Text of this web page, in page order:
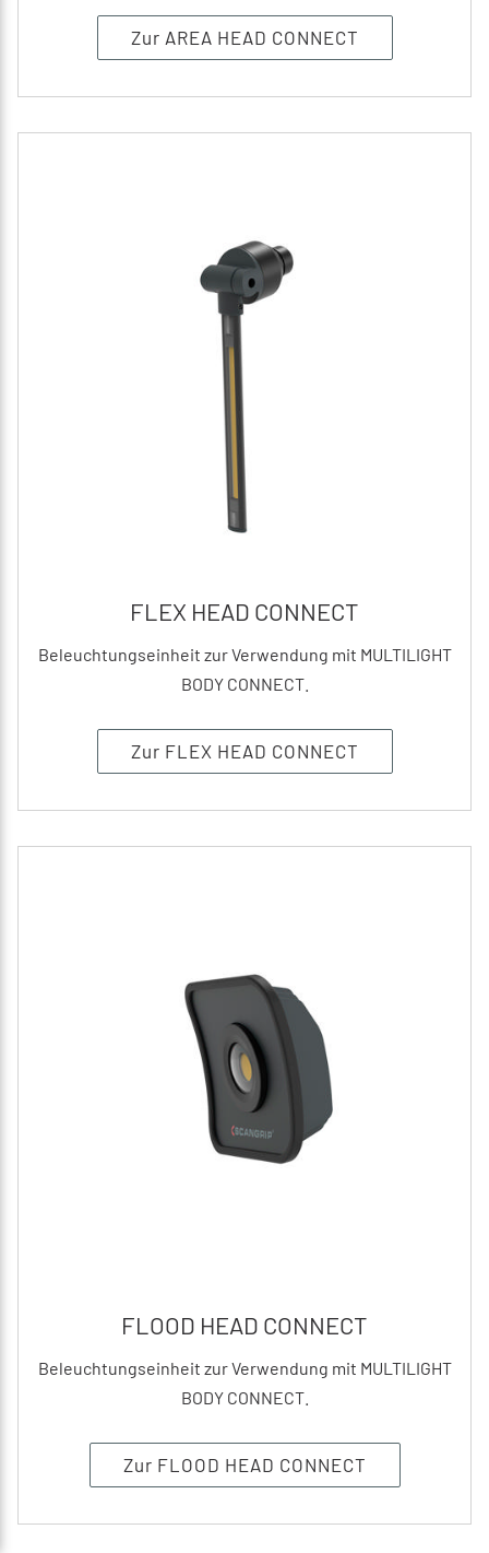
Zur AREA HEAD CONNECT
FLEX HEAD CONNECT
Beleuchtungseinheit zur Verwendung mit MULTILIGHT
BODY CONNECT.
Zur FLEX HEAD CONNECT
FLOOD HEAD CONNECT
Beleuchtungseinheit zur Verwendung mit MULTILIGHT
BODY CONNECT.
Zur FLOOD HEAD CONNECT